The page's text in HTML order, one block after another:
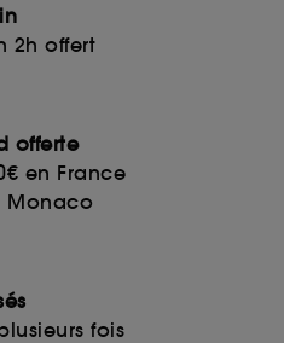
2h offert
offerte
en France
Monaco
fois